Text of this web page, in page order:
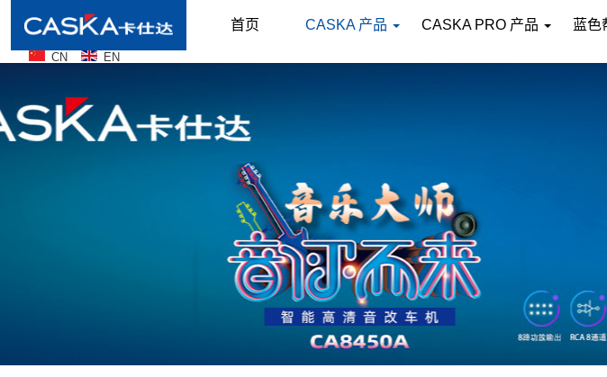
首页 CASKA 产品 CASKA PRO 产品 蓝色
CN EN